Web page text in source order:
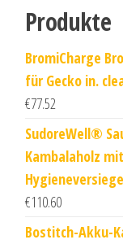
Produkte
BromiCharge
für Gecko in.
€77.52
SudoreWell®
Kambalaholz
€110.60
Bostitch-Akku-